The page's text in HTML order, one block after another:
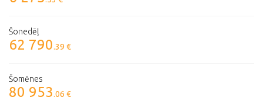
Šonedēļ
62 790.39 €
Šomēnes
80 953.06 €